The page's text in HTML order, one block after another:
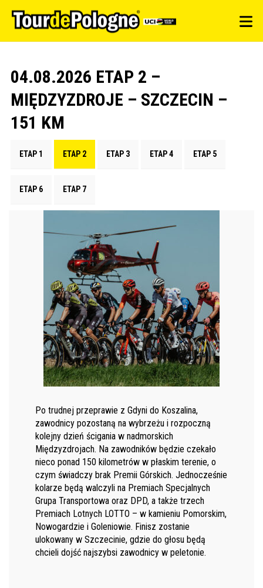
04.08.2026 ETAP 2 –
MIĘDZYZDROJE – SZCZECIN –
151 KM
ETAP 1 ETAP 2 ETAP 3 ETAP 4 ETAP 5
ETAP 6 ETAP 7
Po trudnej przeprawie z Gdyni do Koszalina,
zawodnicy pozostaną na wybrzeżu i rozpoczną
kolejny dzień ścigania w nadmorskich
Międzyzdrojach. Na zawodników będzie czekało
nieco ponad 150 kilometrów w płaskim terenie, o
czym świadczy brak Premii Górskich. Jednocześnie
kolarze będą walczyli na Premiach Specjalnych
Grupa Transportowa oraz DPD, a także trzech
Premiach Lotnych LOTTO – w kamieniu Pomorskim,
Nowogardzie i Goleniowie. Finisz zostanie
ulokowany w Szczecinie, gdzie do głosu będą
chcieli dojść najszybsi zawodnicy w peletonie.